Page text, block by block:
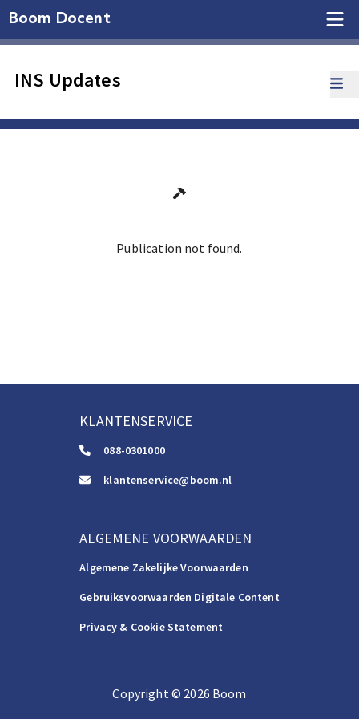
Boom Docent
INS Updates
Publication not found.
KLANTENSERVICE
088-0301000
klantenservice@boom.nl
ALGEMENE VOORWAARDEN
Algemene Zakelijke Voorwaarden
Gebruiksvoorwaarden Digitale Content
Privacy & Cookie Statement
Copyright©️ 2026 Boom